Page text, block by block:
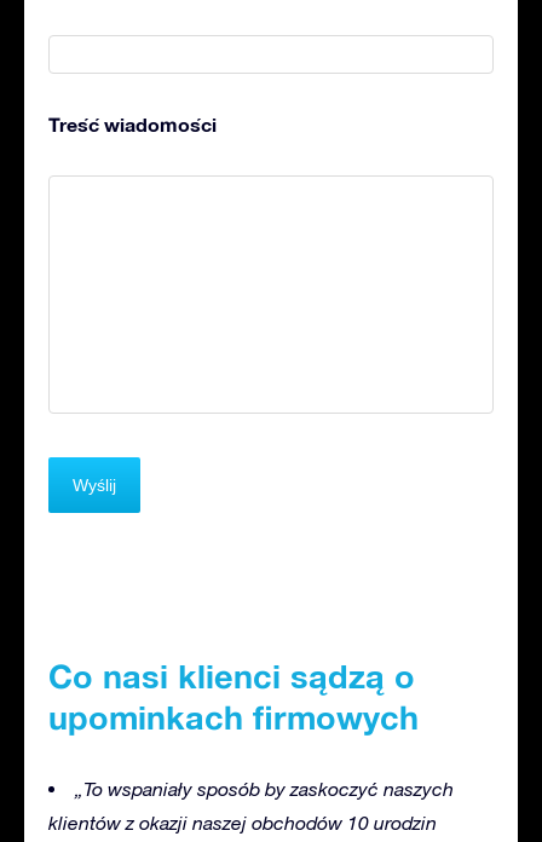
Treść wiadomości
Co nasi klienci sądzą o
upominkach firmowych
„To wspaniały sposób by zaskoczyć naszych
klientów z okazji naszej obchodów 10 urodzin